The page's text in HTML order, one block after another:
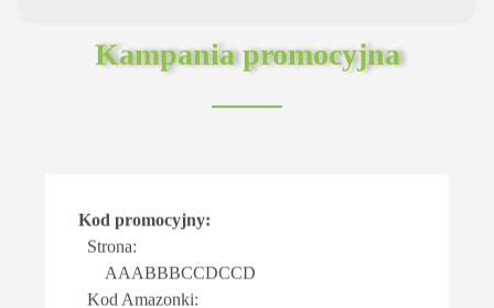
Kampania promocyjna
Kod promocyjny:
Strona:
AAABBBCCDCCD
Kod Amazonki: